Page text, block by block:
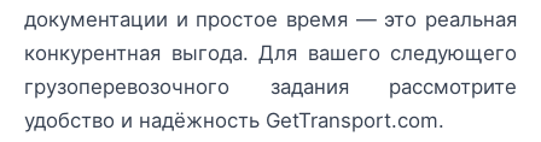
документации и простое время — это реальная
конкурентная выгода. Для вашего следующего
грузоперевозочного задания рассмотрите
удобство и надёжность GetTransport.com.